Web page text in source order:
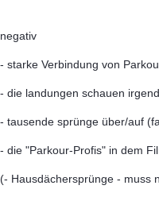
negativ
- starke Verbindung von
- die landungen schauen
- tausende sprünge über/auf
- die "Parkour-Profis" in dem
(- Hausdächersprünge - muss